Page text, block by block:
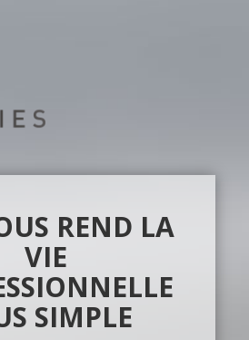
REND LA
VIE
SIMPLE